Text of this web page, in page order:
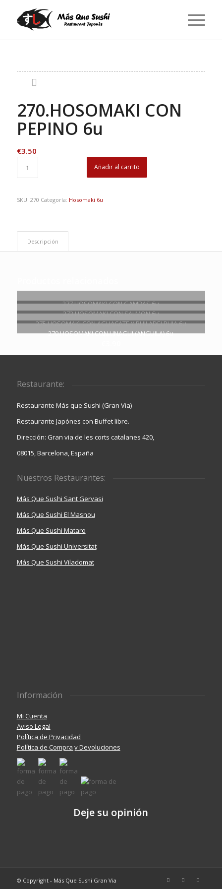
270.HOSOMAKI CON
PEPINO 6u
€3.50
Añadir al carrito
SKU: 270 Categoría: Hosomaki 6u
Descripción
277.HOSOMAKI CON GAMBAS 6u
€3.70
273.HOSOMAKI CON SALMON 6u
€3.50
275.HOSOMAKI CON AGUACATE Y PHILADELPHIA 6u
€3.70
279.HOSOMAKI CON UNAGUI (ANGUILA) 6u
Restaurante:
Restaurante Más que Sushi (Gran Via)
Restaurante Japónes con Buffet libre.
Dirección: Gran via de les corts catalanes 420,
08015, Barcelona, España
Nuestros Restaurantes:
Más Que Sushi Sant Gervasi
Más Que Sushi El Masnou
Más Que Sushi Mataro
Más Que Sushi Universitat
Más Que Sushi Viladomat
Información
Mi Cuenta
Aviso Legal
Política de Privacidad
Política de Compra y Devoluciones
Deje su opinión
© Copyright - Más Que Sushi Gran Via